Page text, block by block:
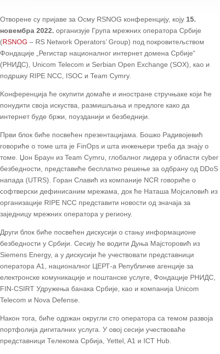
Отворене су пријаве за Осму RSNOG конференцију, коју 15.
новембра 2022. организује Група мрежних оператора Србије
(RSNOG – RS Network Operators’ Group) под покровитељством
Фондације „Регистар националног интернет домена Србије“
(РНИДС), Unicom Telecom и Serbian Open Exchange (SOX), као и
подршку RIPE NCC, ISOC и Team Cymry.
Kонференција ће окупити домаће и иностране стручњаке који ће
понудити своја искуства, размишљања и предлоге како да
интернет буде бржи, поузданији и безбеднији.
Први блок биће посвећен презентацијама. Бошко Радивојевић
говориће о томе шта је FinOps и шта инжењери треба да знају о
томе. Џон Браун из Team Cymru, глобалног лидера у области cyber
безбедности, представиће бесплатно решење за одбрану од DDoS
напада (UTRS). Горан Славић из компаније NCR говориће о
софтверски дефинисаним мрежама, док ће Наташа Мојсиловић из
организације RIPE NCC представити новости од значаја за
заједницу мрежних оператора у региону.
Други блок биће посвећен дискусији о стању информационе
безбедности у Србији. Сесију ће водити Дуња Мајсторовић из
Siemens Energy, а у дискусији ће учествовати представници
оператора А1, националног ЦЕРТ-а Републичке агенције за
електронске комуникације и поштанске услуге, Фондације РНИДС,
FIN-CSIRT Удружења банака Србије, као и компанија Unicom
Telecom и Nova Defense.
Након тога, биће одржан округли сто оператора са темом развоја
портфолија дигиталних услуга. У овој сесији учествоваће
представници Телекома Србија, Yettel, A1 и ICT Hub.